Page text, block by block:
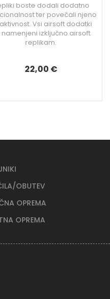
boste dodali dodatno
ter povečali njeno
Vsi airsoft dodatki
namenjeni izključno airsoft
replikam.
22,00 €
OBUTEV
OPREMA
OPREMA